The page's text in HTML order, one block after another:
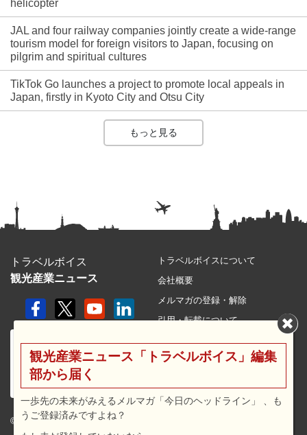
helicopter
JAL and four railway companies jointly create a wide-range
tourism model for foreign visitors to Japan, focusing on
pilgrim and spiritual cultures
TikTok Go launches a project to promote local appeals in
Japan, firstly in Kyoto City and Otsu City
もっと見る
トラベルボイス
観光産業ニュース
© 2026 travel voice.
トラベルボイスについて
会社概要
メルマガの登録・解除
引用・転載について
利用規約
広告メニュー・料金
観光産業ニュース「トラベルボイス」編集
部から届く
一歩先の未来がみえるメルマガ「今日のヘッドライン」 、も
うご登録済みですよね？